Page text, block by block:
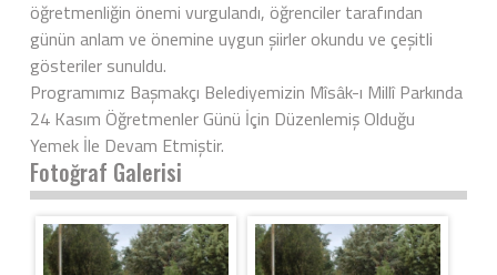
öğretmenliğin önemi vurgulandı, öğrenciler tarafından
günün anlam ve önemine uygun şiirler okundu ve çeşitli
gösteriler sunuldu.
Programımız Başmakçı Belediyemizin Mîsâk-ı Millî Parkında
24 Kasım Öğretmenler Günü İçin Düzenlemiş Olduğu
Yemek İle Devam Etmiştir.
Fotoğraf Galerisi